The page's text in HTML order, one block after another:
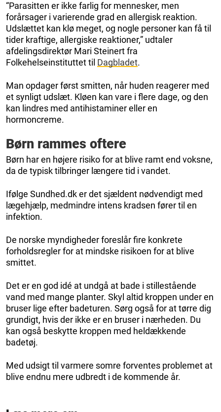
“Parasitten er ikke farlig for mennesker, men
forårsager i varierende grad en allergisk reaktion.
Udslættet kan klø meget, og nogle personer kan få til
tider kraftige, allergiske reaktioner,” udtaler
afdelingsdirektør Mari Steinert fra
Folkehelseinstituttet til Dagbladet.
Man opdager først smitten, når huden reagerer med
et synligt udslæt. Kløen kan vare i flere dage, og den
kan lindres med antihistaminer eller en
hormoncreme.
Børn rammes oftere
Børn har en højere risiko for at blive ramt end voksne,
da de typisk tilbringer længere tid i vandet.
Ifølge Sundhed.dk er det sjældent nødvendigt med
lægehjælp, medmindre intens kradsen fører til en
infektion.
De norske myndigheder foreslår fire konkrete
forholdsregler for at mindske risikoen for at blive
smittet.
Det er en god idé at undgå at bade i stillestående
vand med mange planter. Skyl altid kroppen under en
bruser lige efter badeturen. Sørg også for at tørre dig
grundigt, hvis der ikke er en bruser i nærheden. Du
kan også beskytte kroppen med heldækkende
badetøj.
Med udsigt til varmere somre forventes problemet at
blive endnu mere udbredt i de kommende år.